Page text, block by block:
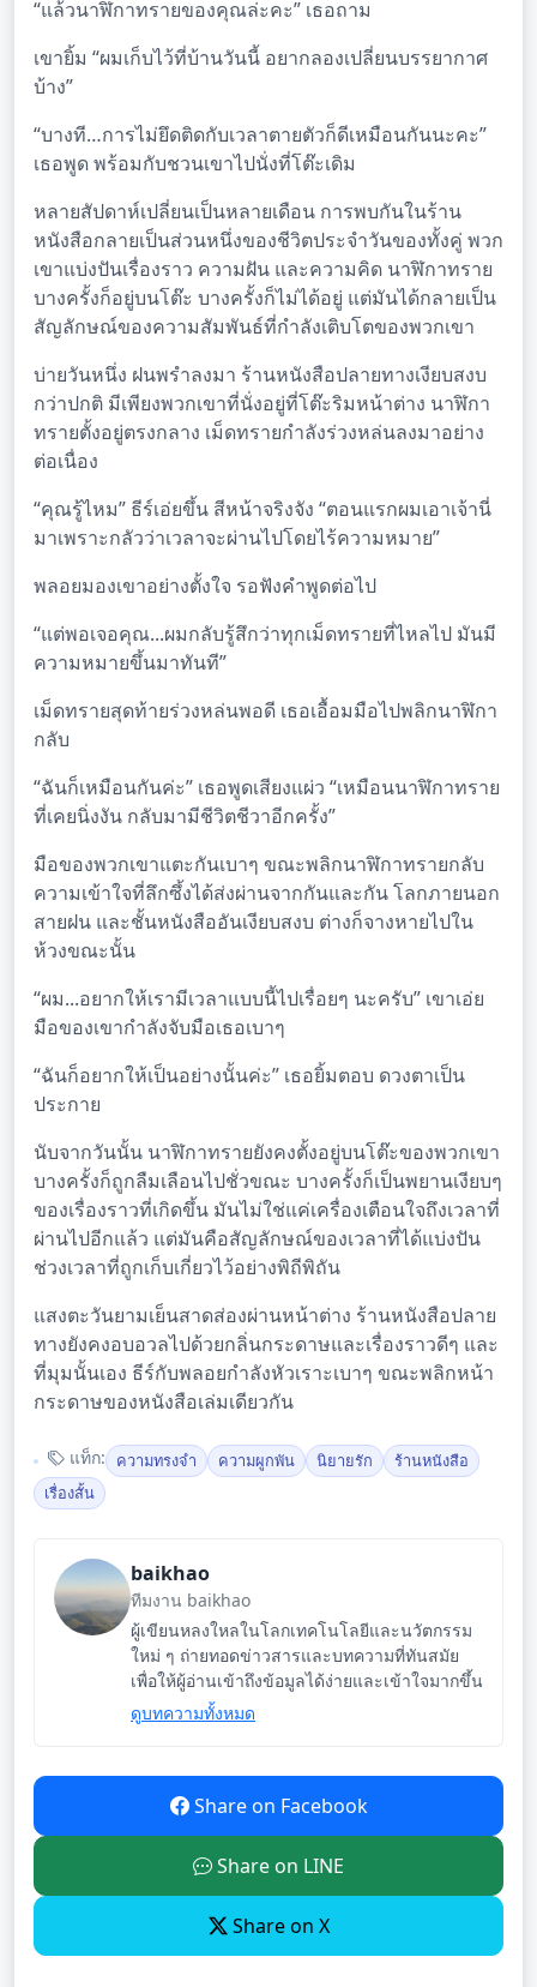
“แล้วนาฬิกาทรายของคุณล่ะคะ” เธอถาม
เขายิ้ม “ผมเก็บไว้ที่บ้านวันนี้ อยากลองเปลี่ยนบรรยากาศ
บ้าง”
“บางที…การไม่ยึดติดกับเวลาตายตัวก็ดีเหมือนกันนะคะ”
เธอพูด พร้อมกับชวนเขาไปนั่งที่โต๊ะเดิม
หลายสัปดาห์เปลี่ยนเป็นหลายเดือน การพบกันในร้าน
หนังสือกลายเป็นส่วนหนึ่งของชีวิตประจำวันของทั้งคู่ พวก
เขาแบ่งปันเรื่องราว ความฝัน และความคิด นาฬิกาทราย
บางครั้งก็อยู่บนโต๊ะ บางครั้งก็ไม่ได้อยู่ แต่มันได้กลายเป็น
สัญลักษณ์ของความสัมพันธ์ที่กำลังเติบโตของพวกเขา
บ่ายวันหนึ่ง ฝนพรำลงมา ร้านหนังสือปลายทางเงียบสงบ
กว่าปกติ มีเพียงพวกเขาที่นั่งอยู่ที่โต๊ะริมหน้าต่าง นาฬิกา
ทรายตั้งอยู่ตรงกลาง เม็ดทรายกำลังร่วงหล่นลงมาอย่าง
ต่อเนื่อง
“คุณรู้ไหม” ธีร์เอ่ยขึ้น สีหน้าจริงจัง “ตอนแรกผมเอาเจ้านี่
มาเพราะกลัวว่าเวลาจะผ่านไปโดยไร้ความหมาย”
พลอยมองเขาอย่างตั้งใจ รอฟังคำพูดต่อไป
“แต่พอเจอคุณ...ผมกลับรู้สึกว่าทุกเม็ดทรายที่ไหลไป มันมี
ความหมายขึ้นมาทันที”
เม็ดทรายสุดท้ายร่วงหล่นพอดี เธอเอื้อมมือไปพลิกนาฬิกา
กลับ
“ฉันก็เหมือนกันค่ะ” เธอพูดเสียงแผ่ว “เหมือนนาฬิกาทราย
ที่เคยนิ่งงัน กลับมามีชีวิตชีวาอีกครั้ง”
มือของพวกเขาแตะกันเบาๆ ขณะพลิกนาฬิกาทรายกลับ
ความเข้าใจที่ลึกซึ้งได้ส่งผ่านจากกันและกัน โลกภายนอก
สายฝน และชั้นหนังสืออันเงียบสงบ ต่างก็จางหายไปใน
ห้วงขณะนั้น
“ผม...อยากให้เรามีเวลาแบบนี้ไปเรื่อยๆ นะครับ” เขาเอ่ย
มือของเขากำลังจับมือเธอเบาๆ
“ฉันก็อยากให้เป็นอย่างนั้นค่ะ” เธอยิ้มตอบ ดวงตาเป็น
ประกาย
นับจากวันนั้น นาฬิกาทรายยังคงตั้งอยู่บนโต๊ะของพวกเขา
บางครั้งก็ถูกลืมเลือนไปชั่วขณะ บางครั้งก็เป็นพยานเงียบๆ
ของเรื่องราวที่เกิดขึ้น มันไม่ใช่แค่เครื่องเตือนใจถึงเวลาที่
ผ่านไปอีกแล้ว แต่มันคือสัญลักษณ์ของเวลาที่ได้แบ่งปัน
ช่วงเวลาที่ถูกเก็บเกี่ยวไว้อย่างพิถีพิถัน
แสงตะวันยามเย็นสาดส่องผ่านหน้าต่าง ร้านหนังสือปลาย
ทางยังคงอบอวลไปด้วยกลิ่นกระดาษและเรื่องราวดีๆ และ
ที่มุมนั้นเอง ธีร์กับพลอยกำลังหัวเราะเบาๆ ขณะพลิกหน้า
กระดาษของหนังสือเล่มเดียวกัน
แท็ก: ความทรงจำ ความผูกพัน นิยายรัก
ร้านหนังสือ
เรื่องสั้น
baikhao
ทีมงาน baikhao
ผู้เขียนหลงใหลในโลกเทคโนโลยีและนวัตกรรม
ใหม่ ๆ ถ่ายทอดข่าวสารและบทความที่ทันสมัย
เพื่อให้ผู้อ่านเข้าถึงข้อมูลได้ง่ายและเข้าใจมากขึ้น
ดูบทความทั้งหมด
Share on Facebook
Share on LINE
Share on X